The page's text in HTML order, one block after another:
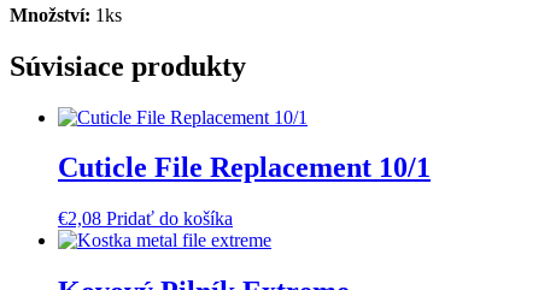
Množství: 1ks
Súvisiace produkty
Cuticle File Replacement 10/1
€2,08 Pridať do košíka